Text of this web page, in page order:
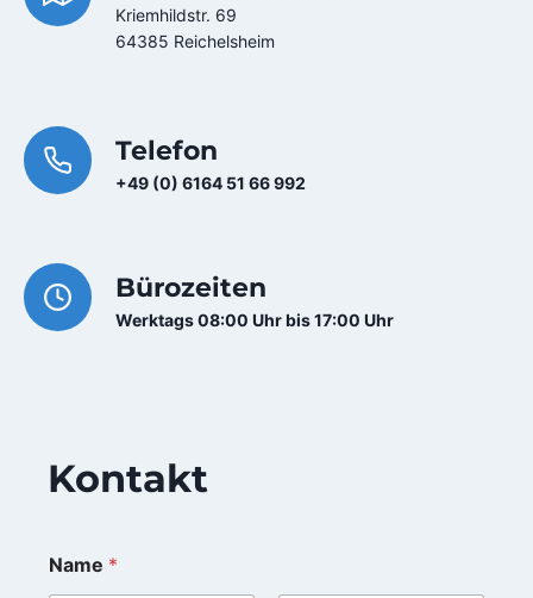
Kriemhildstr. 69
64385 Reichelsheim
Telefon
+49 (0) 6164 51 66 992
Bürozeiten
Werktags 08:00 Uhr bis 17:00 Uhr
Kontakt
Name *